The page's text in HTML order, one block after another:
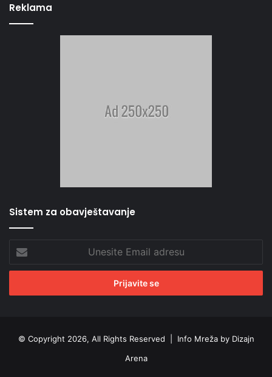
Reklama
Sistem za obavještavanje
Email
adresu
© Copyright 2026, All Rights Reserved | Info Mreža by Dizajn
Arena